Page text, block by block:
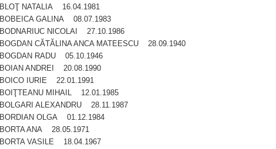
BLOŢ NATALIA 16.04.1981
BOBEICA GALINA 08.07.1983
BODNARIUC NICOLAI 27.10.1986
BOGDAN CĂTĂLINA ANCA MATEESCU 28.09.1940
BOGDAN RADU 05.10.1946
BOIAN ANDREI 20.08.1990
BOICO IURIE 22.01.1991
BOIŢTEANU MIHAIL 12.01.1985
BOLGARI ALEXANDRU 28.11.1987
BORDIAN OLGA 01.12.1984
BORTA ANA 28.05.1971
BORTA VASILE 18.04.1967